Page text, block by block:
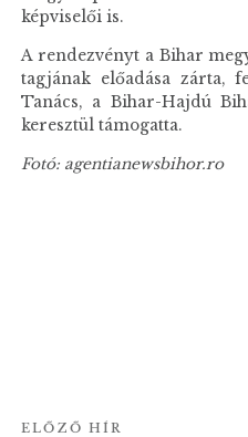
képviselői is.
A rendezvényt a Bihar
tagjának előadása zárta,
Tanács, a Bihar-Hajdú
keresztül támogatta.
Fotó: agentianewsbihor.ro
ELŐZŐ HÍR